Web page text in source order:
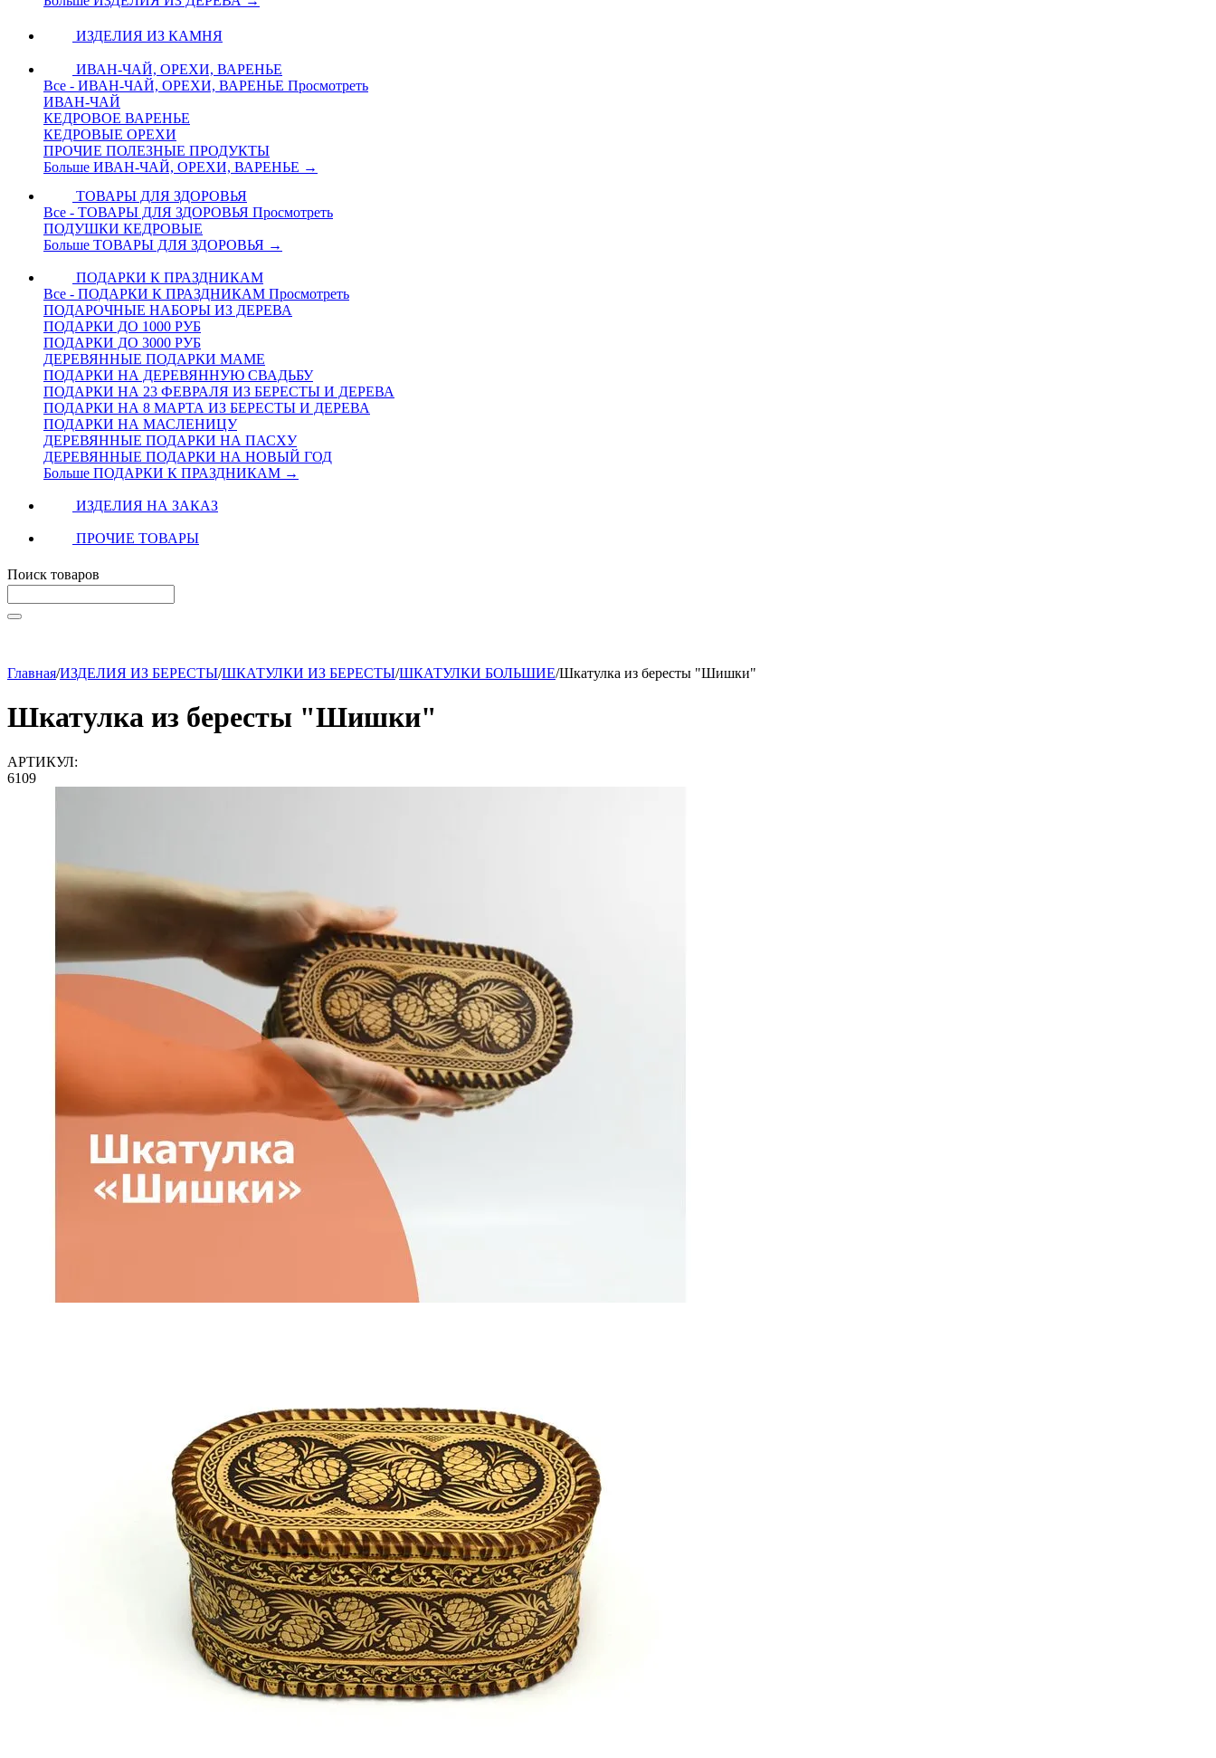
ИЗДЕЛИЯ ИЗ КАМНЯ
ИВАН-ЧАЙ, ОРЕХИ, ВАРЕНЬЕ
Все - ИВАН-ЧАЙ, ОРЕХИ, ВАРЕНЬЕ Просмотреть
ИВАН-ЧАЙ
КЕДРОВОЕ ВАРЕНЬЕ
КЕДРОВЫЕ ОРЕХИ
ПРОЧИЕ ПОЛЕЗНЫЕ ПРОДУКТЫ
Больше ИВАН-ЧАЙ, ОРЕХИ, ВАРЕНЬЕ →
ТОВАРЫ ДЛЯ ЗДОРОВЬЯ
Все - ТОВАРЫ ДЛЯ ЗДОРОВЬЯ Просмотреть
ПОДУШКИ КЕДРОВЫЕ
Больше ТОВАРЫ ДЛЯ ЗДОРОВЬЯ →
ПОДАРКИ К ПРАЗДНИКАМ
Все - ПОДАРКИ К ПРАЗДНИКАМ Просмотреть
ПОДАРОЧНЫЕ НАБОРЫ ИЗ ДЕРЕВА
ПОДАРКИ ДО 1000 РУБ
ПОДАРКИ ДО 3000 РУБ
ДЕРЕВЯННЫЕ ПОДАРКИ МАМЕ
ПОДАРКИ НА ДЕРЕВЯННУЮ СВАДЬБУ
ПОДАРКИ НА 23 ФЕВРАЛЯ ИЗ БЕРЕСТЫ И ДЕРЕВА
ПОДАРКИ НА 8 МАРТА ИЗ БЕРЕСТЫ И ДЕРЕВА
ПОДАРКИ НА МАСЛЕНИЦУ
ДЕРЕВЯННЫЕ ПОДАРКИ НА ПАСХУ
ДЕРЕВЯННЫЕ ПОДАРКИ НА НОВЫЙ ГОД
Больше ПОДАРКИ К ПРАЗДНИКАМ →
ИЗДЕЛИЯ НА ЗАКАЗ
ПРОЧИЕ ТОВАРЫ
Поиск товаров
Главная/ИЗДЕЛИЯ ИЗ БЕРЕСТЫ/ШКАТУЛКИ ИЗ БЕРЕСТЫ/ШКАТУЛКИ БОЛЬШИЕ/Шкатулка из бересты "Шишки"
Шкатулка из бересты "Шишки"
АРТИКУЛ:
6109